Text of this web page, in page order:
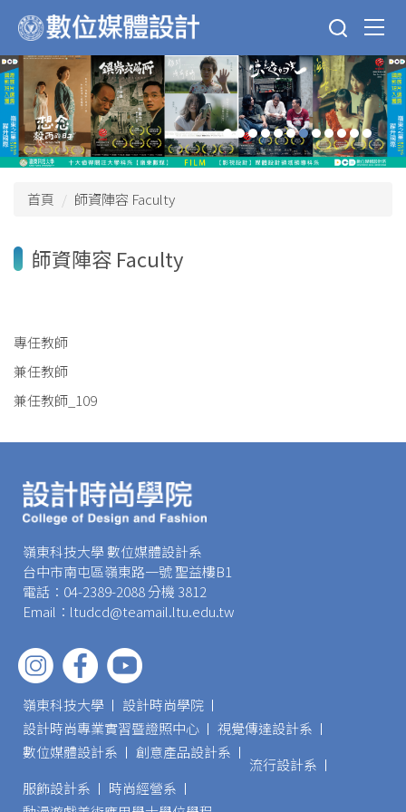
到
主
要
內
容
區
首頁 師資陣容 Faculty
師資陣容 Faculty
專任教師
兼任教師
兼任教師_109
嶺東科技大學 數位媒體設計系
台中市南屯區嶺東路一號 聖益樓B1
電話：04-2389-2088 分機 3812
Email：ltudcd@teamail.ltu.edu.tw
嶺東科技大學
設計時尚學院
設計時尚專業實習暨證照中心
視覺傳達設計系
數位媒體設計系
創意產品設計系
流行設計系
服飾設計系
時尚經營系